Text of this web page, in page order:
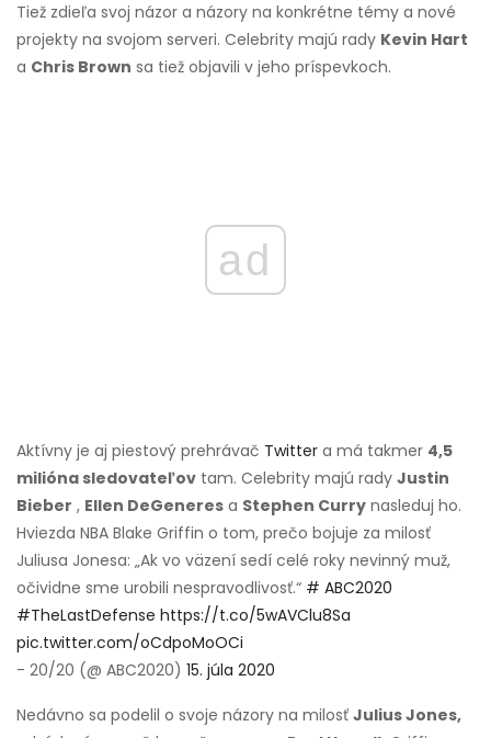
Tiež zdieľa svoj názor a názory na konkrétne témy a nové
projekty na svojom serveri. Celebrity majú rady Kevin Hart
a Chris Brown sa tiež objavili v jeho príspevkoch.
ad
Aktívny je aj piestový prehrávač Twitter a má takmer 4,5
milióna sledovateľov tam. Celebrity majú rady Justin
Bieber , Ellen DeGeneres a Stephen Curry nasleduj ho.
Hviezda NBA Blake Griffin o tom, prečo bojuje za milosť
Juliusa Jonesa: „Ak vo väzení sedí celé roky nevinný muž,
očividne sme urobili nespravodlivosť.“ # ABC2020
#TheLastDefense https://t.co/5wAVClu8Sa
pic.twitter.com/oCdpoMoOCi
- 20/20 (@ ABC2020) 15. júla 2020
Nedávno sa podelil o svoje názory na milosť Julius Jones,